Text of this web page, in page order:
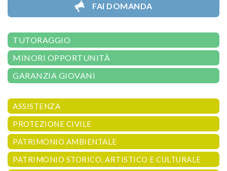
FAI DOMANDA
TUTORAGGIO
MINORI OPPORTUNITÀ
GARANZIA GIOVANI
ASSISTENZA
PROTEZIONE CIVILE
PATRIMONIO AMBIENTALE
PATRIMONIO STORICO, ARTISTICO E CULTURALE